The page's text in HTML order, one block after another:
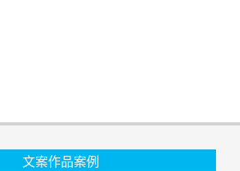
文案作品案例